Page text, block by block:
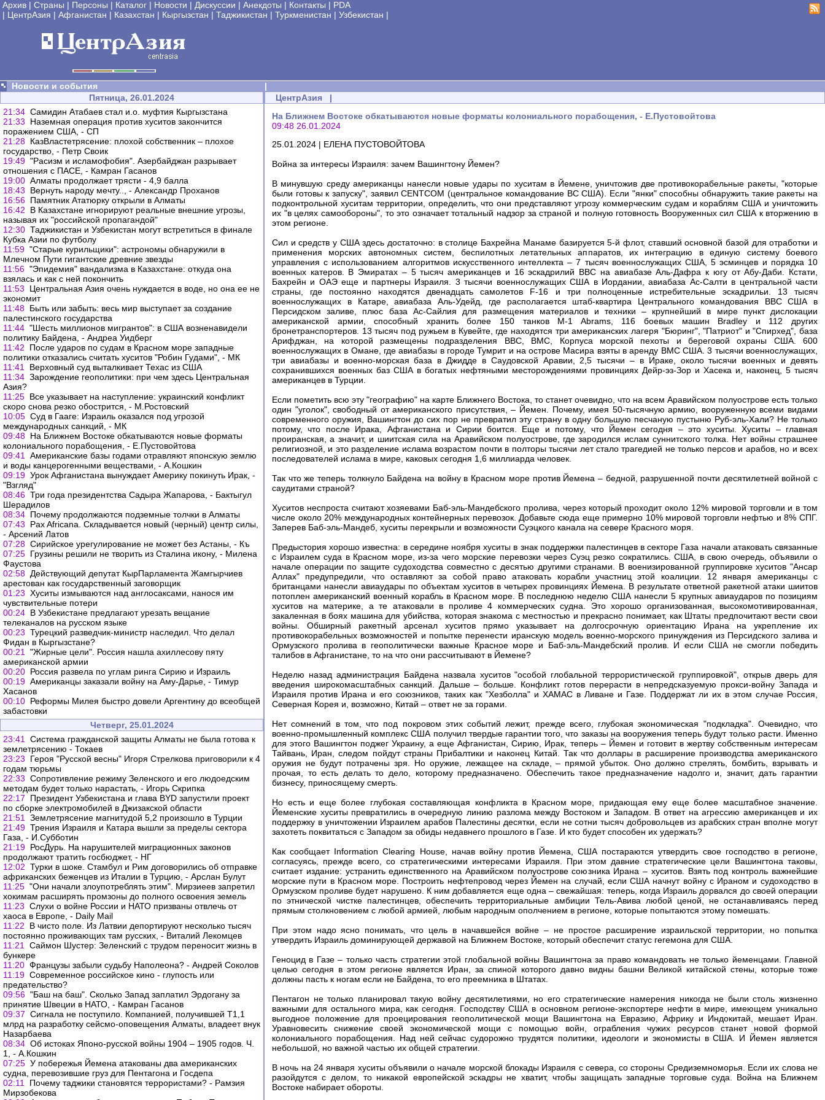
Архив | Страны | Персоны | Каталог | Новости | Дискуссии | Анекдоты | Контакты | PDA
| ЦентрАзия | Афганистан | Казахстан | Кыргызстан | Таджикистан | Туркменистан | Узбекистан |
Новости и события
|
Пятница, 26.01.2024
21:34 Самидин Атабаев стал и.о. муфтия Кыргызстана
21:33
Наземная операция против хуситов закончится
поражением США, - СП
21:28 КазВластетрясение: плохой собственник – плохое
государство, - Петр Своик
19:49 "Расизм и исламофобия". Азербайджан разрывает
отношения с ПАСЕ, - Камран Гасанов
19:00 Алматы продолжает трясти - 4,9 балла
18:43
Вернуть народу мечту.., - Александр Проханов
16:56 Памятник Ататюрку открыли в Алматы
16:42
В Казахстане игнорируют реальные внешние угрозы,
называя их "российской пропагандой"
12:30 Таджикистан и Узбекистан могут встретиться в финале
Кубка Азии по футболу
11:59 "Старые курильщики": астрономы обнаружили в
Млечном Пути гигантские древние звезды
11:56 "Эпидемия" вандализма в Казахстане: откуда она
взялась и как с ней покончить
11:53
Центральная Азия очень нуждается в воде, но она ее не
экономит
11:48 Быть или забыть: весь мир выступает за создание
палестинского государства
11:44 "Шесть миллионов мигрантов": в США возненавидели
политику Байдена, - Андреа Уидберг
11:42
После ударов по судам в Красном море западные
политики отказались считать хуситов "Робин Гудами", - МК
11:41
Верховный суд выталкивает Техас из США
11:34 Зарождение геополитики: при чем здесь Центральная
Азия?
11:25 Все указывает на наступление: украинский конфликт
скоро снова резко обострится, - М.Ростовский
10:05 Суд в Гааге: Израиль оказался под угрозой
международных санкций, - МК
09:48 На Ближнем Востоке обкатываются новые форматы
колониального порабощения, - Е.Пустовойтова
09:41
Американские базы годами отравляют японскую землю
и воды канцерогенными веществами, - А.Кошкин
09:19 Урок Афганистана вынуждает Америку покинуть Ирак, -
"Взгляд"
08:46 Три года президентства Садыра Жапарова, - Бактыгул
Шерадилов
08:34 Почему продолжаются подземные толчки в Алматы
07:43
Pax Africana. Складывается новый (черный) центр силы,
- Арсений Латов
07:28 Сирийское урегулирование не может без Астаны, - Къ
07:25 Грузины решили не творить из Сталина икону, - Милена
Фаустова
02:58 Действующий депутат КырПарламента Жамгырчиев
арестован как государственный заговорщик
01:23 Хуситы измываются над англосаксами, нанося им
чувствительные потери
00:24 В Узбекистане предлагают урезать вещание
телеканалов на русском языке
00:23 Турецкий разведчик-министр наследил. Что делал
Фидан в Кыргызстане?
00:21
"Жирные цели". Россия нашла ахиллесову пяту
американской армии
00:20 Россия развела по углам ринга Сирию и Израиль
00:19 Американцы заказали войну на Аму-Дарье, - Тимур
Хасанов
00:10 Реформы Милея быстро довели Аргентину до всеобщей
забастовки
Четверг, 25.01.2024
23:41
Система гражданской защиты Алматы не была готова к
землетрясению - Токаев
23:23
Героя "Русской весны" Игоря Стрелкова приговорили к 4
годам тюрьмы
22:33 Сопротивление режиму Зеленского и его людоедским
методам будет только нарастать, - Игорь Скрипка
22:17
Президент Узбекистана и глава BYD запустили проект
по сборке электромобилей в Джизакской области
21:51
Землетрясение магнитудой 5,2 произошло в Турции
21:49 Трения Израиля и Катара вышли за пределы сектора
Газа, - И.Субботин
21:19 РосДурь. На нарушителей миграционных законов
продолжают тратить госбюджет, - НГ
12:02 Турки в шоке. Стамбул и Рим договорились об отправке
африканских беженцев из Италии в Турцию, - Арслан Булут
11:25 "Они начали злоупотреблять этим". Мирзиеев запретил
хокимам расширять промзоны до полного освоения земель
11:23 Слухи о войне России и НАТО призваны отвлечь от
хаоса в Европе, - Daily Mail
11:22
В чисто поле. Из Латвии депортируют несколько тысяч
постоянно проживающих там русских, - Виталий Лекомцев
11:21
Саймон Шустер: Зеленский с трудом переносит жизнь в
бункере
11:20 Французы забыли судьбу Наполеона? - Андрей Соколов
11:19 Современное российское кино - глупость или
предательство?
09:56 "Баш на баш". Сколько Запад заплатил Эрдогану за
принятие Швеции в НАТО, - Камран Гасанов
09:37 Сигнала не поступило. Компанией, получившей Т1,1
млрд на разработку сейсмо-оповещения Алматы, владеет внук
Назарбаева
08:34 Об истоках Японо-русской войны 1904 – 1905 годов. Ч.
1, - А.Кошкин
07:25 У побережья Йемена атакованы два американских
судна, перевозившие груз для Пентагона и Госдепа
02:11
Почему таджики становятся террористами? - Рамзия
Мирзобекова
ЦентрАзия |
На Ближнем Востоке обкатываются новые форматы колониального порабощения, - Е.Пустовойтова
09:48 26.01.2024
25.01.2024 | ЕЛЕНА ПУСТОВОЙТОВА
Война за интересы Израиля: зачем Вашингтону Йемен?
В минувшую среду американцы нанесли новые удары по хуситам в Йемене, уничтожив две противокорабельные ракеты, "которые
были готовы к запуску", заявил CENTCOM (центральное командование ВС США). Если "янки" способны обнаружить такие ракеты на
подконтрольной хуситам территории, определить, что они представляют угрозу коммерческим судам и кораблям США и уничтожить
их "в целях самообороны", то это означает тотальный надзор за страной и полную готовность Вооруженных сил США к вторжению в
этом регионе.
Сил и средств у США здесь достаточно: в столице Бахрейна Манаме базируется 5-й флот, ставший основной базой для отработки и
применения морских автономных систем, беспилотных летательных аппаратов, их интеграцию в единую систему боевого
управления с использованием алгоритмов искусственного интеллекта – 7 тысяч военнослужащих США, 5 эсминцев и порядка 10
военных катеров. В Эмиратах – 5 тысяч американцев и 16 эскадрилий ВВС на авиабазе Аль-Дафра к югу от Абу-Даби. Кстати,
Бахрейн и ОАЭ еще и партнеры Израиля. 3 тысячи военнослужащих США в Иордании, авиабаза Ас-Салти в центральной части
страны, где постоянно находятся двенадцать самолетов F-16 и три полноценные истребительные эскадрильи. 13 тысяч
военнослужащих в Катаре, авиабаза Аль-Удейд, где располагается штаб-квартира Центрального командования ВВС США в
Персидском заливе, плюс база Ас-Сайлия для размещения материалов и техники – крупнейший в мире пункт дислокации
американской армии, способный хранить более 150 танков M-1 Abrams, 116 боевых машин Bradley и 112 других
бронетранспортеров. 13 тысяч под ружьем в Кувейте, где находятся три американских лагеря "Бюринг", "Патриот" и "Спирхед", база
Арифджан, на которой размещены подразделения ВВС, ВМС, Корпуса морской пехоты и береговой охраны США. 600
военнослужащих в Омане, где авиабазы в городе Тумрит и на острове Масира взяты в аренду ВМС США. 3 тысячи военнослужащих,
три авиабазы и военно-морская база в Джидде в Саудовской Аравии, 2,5 тысячи – в Ираке, около тысячи военных и девять
сохранившихся военных баз США в богатых нефтяными месторождениями провинциях Дейр-эз-Зор и Хасека и, наконец, 5 тысяч
американцев в Турции.
Если пометить всю эту "географию" на карте Ближнего Востока, то станет очевидно, что на всем Аравийском полуострове есть только
один "уголок", свободный от американского присутствия, – Йемен. Почему, имея 50-тысячную армию, вооруженную всеми видами
современного оружия, Вашингтон до сих пор не превратил эту страну в одну большую песчаную пустыню Руб-эль-Хали? Не только
потому, что после Ирака, Афганистана и Сирии боится. Еще и потому, что Йемен сегодня – это хуситы. Хуситы – главная
проиранская, а значит, и шиитская сила на Аравийском полуострове, где зародился ислам суннитского толка. Нет войны страшнее
религиозной, и это разделение ислама возрастом почти в полторы тысячи лет стало трагедией не только персов и арабов, но и всех
последователей ислама в мире, каковых сегодня 1,6 миллиарда человек.
Так что же теперь толкнуло Байдена на войну в Красном море против Йемена – бедной, разрушенной почти десятилетней войной с
саудитами страной?
Хуситов неспроста считают хозяевами Баб-эль-Мандебского пролива, через который проходит около 12% мировой торговли и в том
числе около 20% международных контейнерных перевозок. Добавьте сюда еще примерно 10% мировой торговли нефтью и 8% СПГ.
Заперев Баб-эль-Мандеб, хуситы перекрыли и возможности Суэцкого канала на севере Красного моря.
Предыстория хорошо известна: в середине ноября хуситы в знак поддержки палестинцев в секторе Газа начали атаковать связанные
с Израилем суда в Красном море, из-за чего морские перевозки через Суэц резко сократились. США, в свою очередь, объявили о
начале операции по защите судоходства совместно с десятью другими странами. В военизированной группировке хуситов "Ансар
Аллах" предупредили, что оставляют за собой право атаковать корабли участниц этой коалиции. 12 января американцы с
британцами нанесли авиаудары по объектам хуситов в четырех провинциях Йемена. В результате ответной ракетной атаки шиитов
потоплен американский военный корабль в Красном море. В последнюю неделю США нанесли 5 крупных авиаударов по позициям
хуситов на материке, а те атаковали в проливе 4 коммерческих судна. Это хорошо организованная, высокомотивированная,
закаленная в боях машина для убийства, которая знакома с местностью и прекрасно понимает, как Штаты предпочитают вести свои
войны. Обширный ракетный арсенал хуситов прямо указывает на долгосрочную ориентацию Ирана на укрепление их
противокорабельных возможностей и попытке перенести иранскую модель военно-морского принуждения из Персидского залива и
Ормузского пролива в геополитически важные Красное море и Баб-эль-Мандебский пролив. И если США не смогли победить
талибов в Афганистане, то на что они рассчитывают в Йемене?
Неделю назад администрация Байдена назвала хуситов "особой глобальной террористической группировкой", открыв дверь для
введения широкомасштабных санкций. Дальше – больше. Конфликт готов перерасти в непредсказуемую прокси-войну Запада и
Израиля против Ирана и его союзников, таких как "Хезболла" и ХАМАС в Ливане и Газе. Поддержат ли их в этом случае Россия,
Северная Корея и, возможно, Китай – ответ не за горами.
Нет сомнений в том, что под покровом этих событий лежит, прежде всего, глубокая экономическая "подкладка". Очевидно, что
военно-промышленный комплекс США получил твердые гарантии того, что заказы на вооружения теперь будут только расти. Именно
для этого Вашингтон поджег Украину, а еще Афганистан, Сирию, Ирак, теперь – Йемен и готовит в жертву собственным интересам
Тайвань, Иран, следом пойдут страны Прибалтики и наконец Китай. Так что доллары в расширение производства американского
оружия не будут потрачены зря. Но оружие, лежащее на складе, – прямой убыток. Оно должно стрелять, бомбить, взрывать и
прочая, то есть делать то дело, которому предназначено. Обеспечить такое предназначение надолго и, значит, дать гарантии
бизнесу, приносящему смерть.
Но есть и еще более глубокая составляющая конфликта в Красном море, придающая ему еще более масштабное значение.
Йеменские хуситы превратились в очередную линию разлома между Востоком и Западом. В ответ на агрессию американцев и их
поддержку в уничтожении Израилем арабов Палестины десятки, если не сотни тысяч добровольцев из арабских стран вполне могут
захотеть поквитаться с Западом за обиды недавнего прошлого в Газе. И кто будет способен их удержать?
Как сообщает Information Clearing House, начав войну против Йемена, США постараются утвердить свое господство в регионе,
согласуясь, прежде всего, со стратегическими интересами Израиля. При этом давние стратегические цели Вашингтона таковы,
считает издание: устранить единственного на Аравийском полуострове союзника Ирана – хуситов. Взять под контроль важнейшие
морские пути в Красном море. Построить нефтепровод через Йемен на случай, если США начнут войну с Ираном и судоходство в
Ормузском проливе будет нарушено. К ним добавляется еще одна – свежайшая: теперь, когда Израиль дорвался до своей операции
по этнической чистке палестинцев, обеспечить территориальные амбиции Тель-Авива любой ценой, не останавливаясь перед
прямым столкновением с любой армией, любым народным ополчением в регионе, которые попытаются этому помешать.
При этом надо ясно понимать, что цель в начавшейся войне – не простое расширение израильской территории, но попытка
утвердить Израиль доминирующей державой на Ближнем Востоке, который обеспечит статус гегемона для США.
Геноцид в Газе – только часть стратегии этой глобальной войны Вашингтона за право командовать не только йеменцами. Главной
целью сегодня в этом регионе является Иран, за спиной которого давно видны башни Великой китайской стены, которые тоже
должны пасть к ногам если не Байдена, то его преемника в Штатах.
Пентагон не только планировал такую войну десятилетиями, но его стратегические намерения никогда не были столь жизненно
важными для остального мира, как сегодня. Господству США в основном регионе-экспортере нефти в мире, имеющем уникально
выгодное положение для проецирования геополитической мощи Вашингтона на Евразию, Африку и Индокитай, мешает Иран.
Уравновесить снижение своей экономической мощи с помощью войн, ограбления чужих ресурсов станет новой формой
колониального порабощения. Над ней сейчас судорожно трудятся политики, идеологи и экономисты в США. И Йемен является
небольшой, но важной частью их общей стратегии.
В ночь на 24 января хуситы объявили о начале морской блокады Израиля с севера, со стороны Средиземноморья. Если их слова не
разойдутся с делом, то никакой европейской эскадры не хватит, чтобы защищать западные торговые суда. Война на Ближнем
Востоке набирает обороты.